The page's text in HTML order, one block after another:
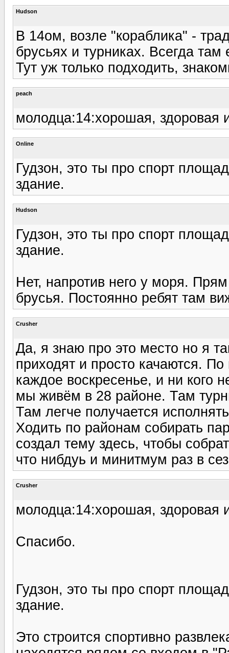
Hudson
В 14ом, возле "кораблика" -
брусьях и турниках. Всегда
Тут уж только подходить,
peach
молодца:14:хорошая, здоровая
Online
Гудзон, это ты про спорт
здание.
Hudson
Гудзон, это ты про спорт
здание.
Нет, напротив него у моря.
брусья. Постоянно ребят там
Crusher
Да, я знаю про это место но я
приходят и просто качаются.
каждое воскресенье, и ни кого
мы живём в 28 районе. Там
Там легче получается
Ходить по районам собирать
создал тему здесь, чтобы
что нибдуь и минитмум раз в
Crusher
молодца:14:хорошая, здоровая
Спасибо.
Гудзон, это ты про спорт
здание.
Это строится спортивно